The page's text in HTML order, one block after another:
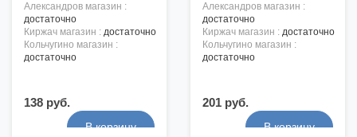
александров магазин :
достаточно
киржач магазин : достаточно
кольчугино магазин :
достаточно
138 руб.
александров магазин :
достаточно
киржач магазин : достаточно
кольчугино магазин :
достаточно
201 руб.